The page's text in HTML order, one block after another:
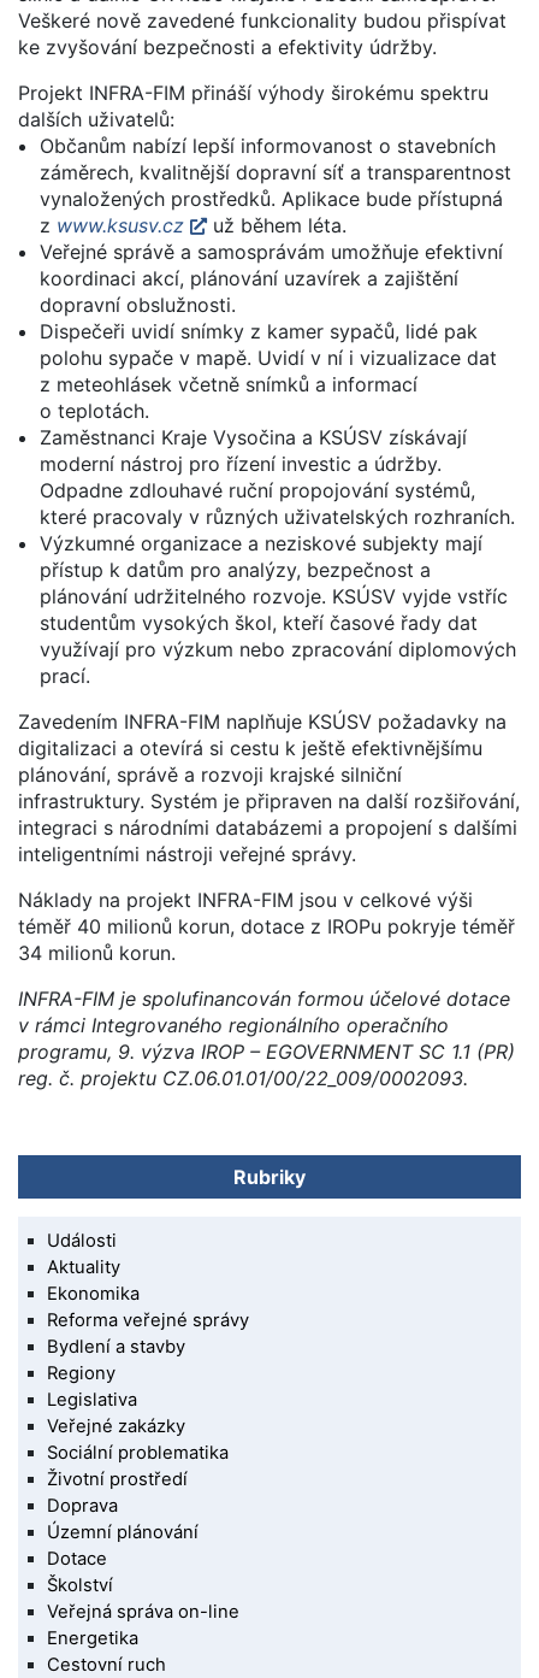
Veškeré nově zavedené funkcionality budou přispívat
ke zvyšování bezpečnosti a efektivity údržby.
Projekt INFRA-FIM přináší výhody širokému spektru
dalších uživatelů:
Občanům nabízí lepší informovanost o stavebních
záměrech, kvalitnější dopravní síť a transparentnost
vynaložených prostředků. Aplikace bude přístupná
z www.ksusv.cz
už během léta.
Veřejné správě a samosprávám umožňuje efektivní
koordinaci akcí, plánování uzavírek a zajištění
dopravní obslužnosti.
Dispečeři uvidí snímky z kamer sypačů, lidé pak
polohu sypače v mapě. Uvidí v ní i vizualizace dat
z meteohlásek včetně snímků a informací
o teplotách.
Zaměstnanci Kraje Vysočina a KSÚSV získávají
moderní nástroj pro řízení investic a údržby.
Odpadne zdlouhavé ruční propojování systémů,
které pracovaly v různých uživatelských rozhraních.
Výzkumné organizace a neziskové subjekty mají
přístup k datům pro analýzy, bezpečnost a
plánování udržitelného rozvoje. KSÚSV vyjde vstříc
studentům vysokých škol, kteří časové řady dat
využívají pro výzkum nebo zpracování diplomových
prací.
Zavedením INFRA-FIM naplňuje KSÚSV požadavky na
digitalizaci a otevírá si cestu k ještě efektivnějšímu
plánování, správě a rozvoji krajské silniční
infrastruktury. Systém je připraven na další rozšiřování,
integraci s národními databázemi a propojení s dalšími
inteligentními nástroji veřejné správy.
Náklady na projekt INFRA-FIM jsou v celkové výši
téměř 40 milionů korun, dotace z IROPu pokryje téměř
34 milionů korun.
INFRA-FIM je spolufinancován formou účelové dotace
v rámci Integrovaného regionálního operačního
programu, 9. výzva IROP – EGOVERNMENT SC 1.1 (PR)
reg. č. projektu CZ.06.01.01/00/22_009/0002093.
Rubriky
Události
Aktuality
Ekonomika
Reforma veřejné správy
Bydlení a stavby
Regiony
Legislativa
Veřejné zakázky
Sociální problematika
Životní prostředí
Doprava
Územní plánování
Dotace
Školství
Veřejná správa on-line
Energetika
Cestovní ruch